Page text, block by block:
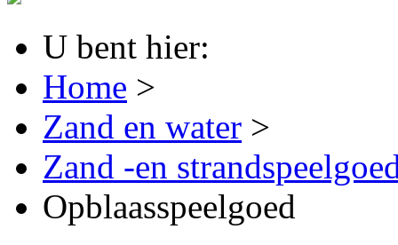
U bent hier:
Home >
Zand en water >
Zand -en
Opblaasspeelgoed